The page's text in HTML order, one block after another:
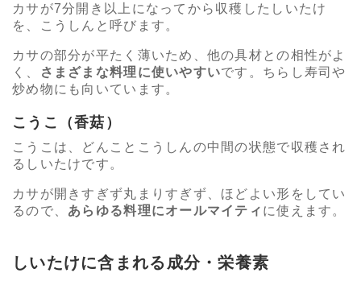
カサが7分開き以上になってから収穫したしいたけ
を、こうしんと呼びます。
カサの部分が平たく薄いため、他の具材との相性がよ
く、
さまざまな料理に使いやすいです。ちらし寿司や
炒め物にも向いています。
こうこ（香菇）
こうこは、どんことこうしんの中間の状態で収穫され
るしいたけです。
カサが開きすぎず丸まりすぎず、ほどよい形をしてい
るので、 あらゆる料理にオールマイティ に使えます。
しいたけに含まれる成分・栄養素